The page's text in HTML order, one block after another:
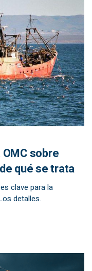
sobre
qué se trata
clave para la
detalles.